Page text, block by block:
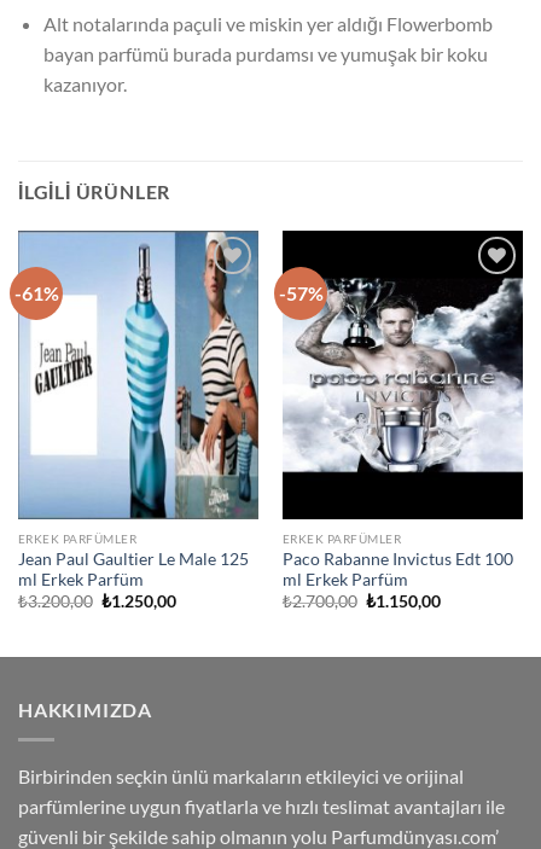
Alt notalarında paçuli ve miskin yer aldığı Flowerbomb
bayan parfümü burada purdamsı ve yumuşak bir koku
kazanıyor.
İLGILI ÜRÜNLER
-61%
İstek
Listeme
Ekle
ERKEK PARFÜMLER
Jean Paul Gaultier Le Male 125
ml Erkek Parfüm
₺3.200,00 Orijinal
₺1.250,00Şu
-57%
İstek
Listeme
Ekle
ERKEK PARFÜMLER
Paco Rabanne Invictus Edt 100
ml Erkek Parfüm
₺2.700,00 Orijinal
₺1.150,00Şu
HAKKIMIZDA
Birbirinden seçkin ünlü markaların etkileyici ve orijinal
parfümlerine uygun fiyatlarla ve hızlı teslimat avantajları ile
güvenli bir şekilde sahip olmanın yolu Parfumdünyası.com’